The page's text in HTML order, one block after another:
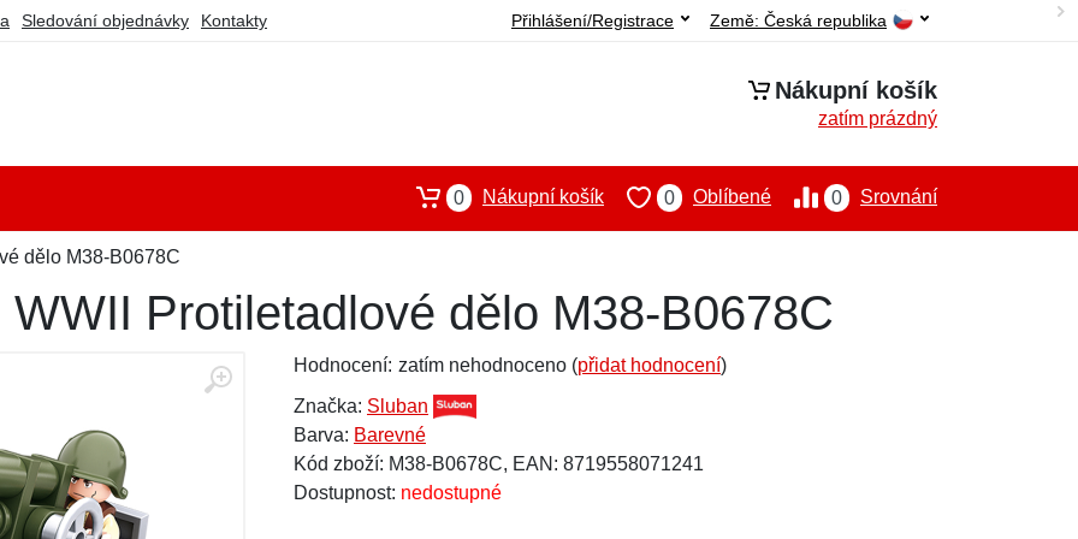
Sledování objednávky Kontakty Země: Česká republika
Přihlášení/Registrace
Nákupní košík
zatím prázdný
0 Srovnání
0 Oblíbené
0 Nákupní košík
dělo M38-B0678C
Protiletadlové dělo M38-B0678C
Hodnocení: zatím nehodnoceno (přidat hodnocení)
Značka: Sluban
Barva: Barevné
Kód zboží: M38-B0678C, EAN: 8719558071241
Dostupnost: nedostupné